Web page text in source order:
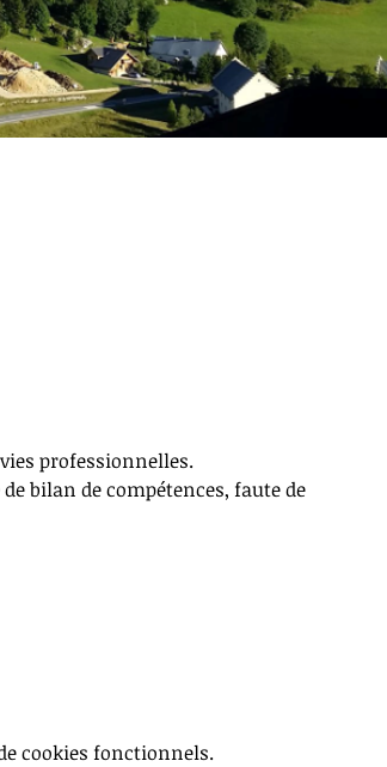
professionnelles.
bilan de compétences, faute de
cookies fonctionnels.